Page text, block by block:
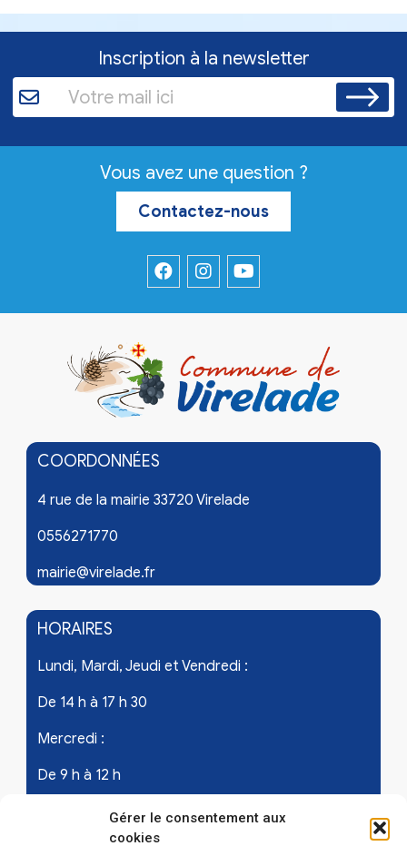
Gérer le consentement aux
cookies
Inscription à la newsletter
Vous avez une question ?
Contactez-nous
COORDONNÉES
4 rue de la mairie 33720 Virelade
0556271770
mairie@virelade.fr
HORAIRES
Lundi, Mardi, Jeudi et Vendredi :
De 14 h à 17 h 30
Mercredi :
De 9 h à 12 h
Samedi - les 1er et 3ème de chaque mois :